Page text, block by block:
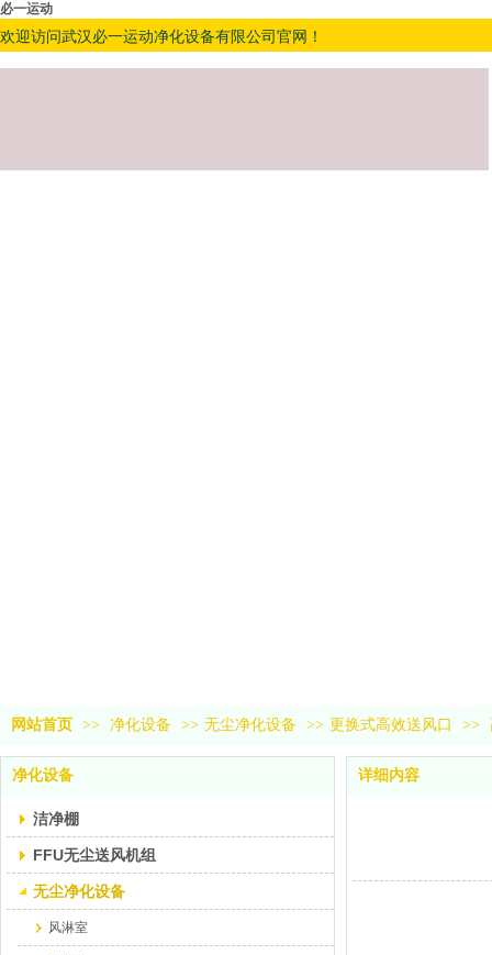
必一运动
欢迎访问武汉必一运动净化设备有限公司官网！
网站首页 >> 净化设备 >> 无尘净化设备 >> 更换式高效送风口 >>
净化设备
洁净棚
FFU无尘送风机组
无尘净化设备
风淋室
详细内容